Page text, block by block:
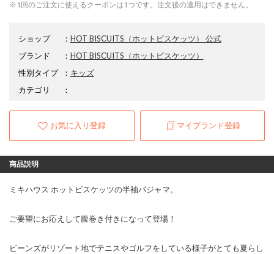
※1回のご注文に使えるクーポンは1つです。注文後の適用はできません。
ショップ ： HOT BISCUITS（ホットビスケッツ） 公式
ブランド
： HOT BISCUITS （ホットビスケッツ）
性別タイプ
： キッズ
カテゴリ
：
お気に入り登録 マイブランド登録
商品説明
ミキハウス ホットビスケッツの半袖パジャマ。
ご要望にお応えして腹巻き付きになって登場！
ビーンズがリゾート地でテニスやゴルフをしている様子がとても夏らし